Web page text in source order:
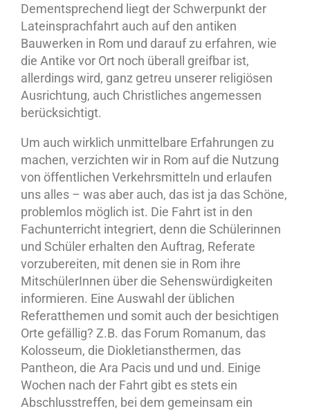
Dementsprechend liegt der Schwerpunkt der
Lateinsprachfahrt auch auf den antiken
Bauwerken in Rom und darauf zu erfahren, wie
die Antike vor Ort noch überall greifbar ist,
allerdings wird, ganz getreu unserer religiösen
Ausrichtung, auch Christliches angemessen
berücksichtigt.
Um auch wirklich unmittelbare Erfahrungen zu
machen, verzichten wir in Rom auf die Nutzung
von öffentlichen Verkehrsmitteln und erlaufen
uns alles – was aber auch, das ist ja das Schöne,
problemlos möglich ist. Die Fahrt ist in den
Fachunterricht integriert, denn die Schülerinnen
und Schüler erhalten den Auftrag, Referate
vorzubereiten, mit denen sie in Rom ihre
MitschülerInnen über die Sehenswürdigkeiten
informieren. Eine Auswahl der üblichen
Referatthemen und somit auch der besichtigen
Orte gefällig? Z.B. das Forum Romanum, das
Kolosseum, die Diokletiansthermen, das
Pantheon, die Ara Pacis und und und. Einige
Wochen nach der Fahrt gibt es stets ein
Abschlusstreffen, bei dem gemeinsam ein